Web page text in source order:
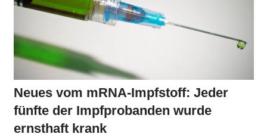
Neues vom mRNA-Impfstoff: Jeder
fünfte der Impfprobanden wurde
ernsthaft krank